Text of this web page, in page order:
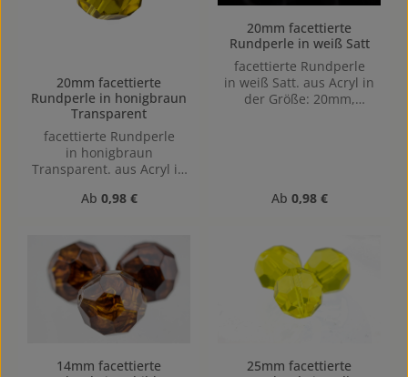
20mm facettierte
Rundperle in honigbraun
Transparent
facettierte Rundperle
in honigbraun
Transparent. aus Acryl in
Lochgröße: Vertikal (von
Regulärer Preis:
Ab 0,98 €
20mm facettierte
Rundperle in weiß Satt
facettierte Rundperle
in weiß Satt. aus Acryl in
der Größe: 20mm,
Regulärer Preis:
Ab 0,98 €
14mm facettierte
25mm facettierte